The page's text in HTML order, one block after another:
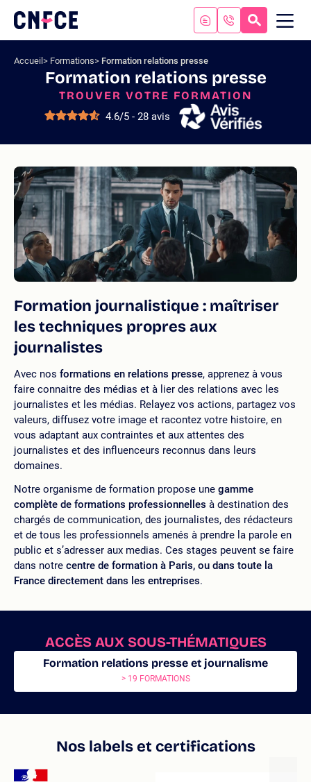
contenu
recherche
Logo
site
Accueil Formations Formation relations presse
Formation relations presse
TROUVER VOTRE FORMATION
4.6/5 - 28 avis
Formation journalistique : maîtriser
les techniques propres aux
journalistes
Avec nos formations en relations presse, apprenez à vous
faire connaitre des médias et à lier des relations avec les
journalistes et les médias. Relayez vos actions, partagez vos
valeurs, diffusez votre image et racontez votre histoire, en
vous adaptant aux contraintes et aux attentes des
journalistes et des influenceurs reconnus dans leurs
domaines.
Notre organisme de formation propose une gamme
complète de formations professionnelles à destination des
chargés de communication, des journalistes, des rédacteurs
et de tous les professionnels amenés à prendre la parole en
public et s’adresser aux medias. Ces stages peuvent se faire
dans notre centre de formation à Paris, ou dans toute la
France directement dans les entreprises.
ACCÈS AUX SOUS-THÉMATIQUES
Formation relations presse et journalisme
> 19 FORMATIONS
Nos labels et certifications